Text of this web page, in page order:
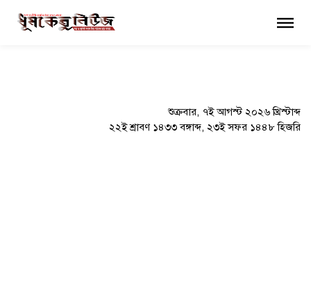
শুক্রবার, ৭ই আগস্ট ২০২৬ খ্রিস্টাব্দ
২২ই শ্রাবণ ১৪৩৩ বঙ্গাব্দ, ২৩ই সফর ১৪৪৮ হিজরি
×